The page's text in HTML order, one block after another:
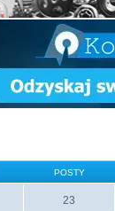
POSTY
23